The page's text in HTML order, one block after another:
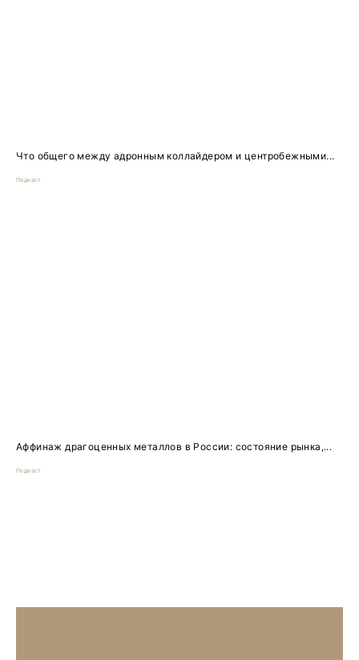
Что общего между адронным коллайдером и центробежными...
Подкаст
Аффинаж драгоценных металлов в России: состояние рынка,...
Подкаст